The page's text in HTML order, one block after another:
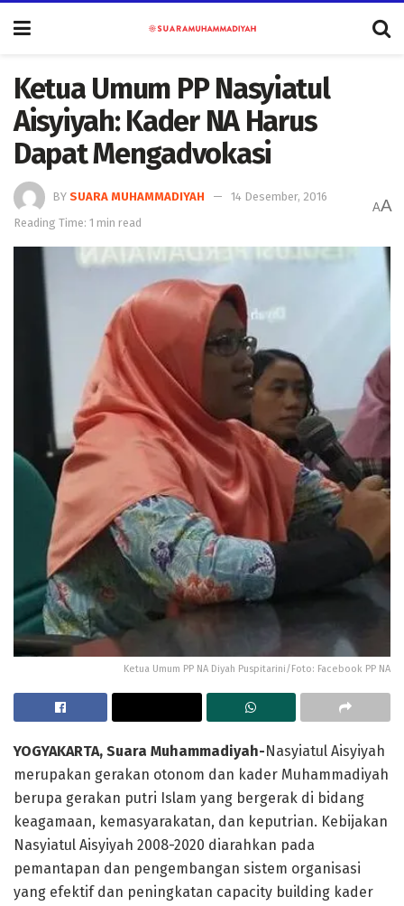
Ketua Umum PP Nasyiatul
Aisyiyah: Kader NA Harus
Dapat Mengadvokasi
BY SUARA MUHAMMADIYAH
14 Desember, 2016
Reading Time: 1 min read
AA
Ketua Umum PP NA Diyah Puspitarini/Foto: Facebook PP NA
YOGYAKARTA, Suara Muhammadiyah-Nasyiatul Aisyiyah
merupakan gerakan otonom dan kader Muhammadiyah
berupa gerakan putri Islam yang bergerak di bidang
keagamaan, kemasyarakatan, dan keputrian. Kebijakan
Nasyiatul Aisyiyah 2008-2020 diarahkan pada
pemantapan dan pengembangan sistem organisasi
yang efektif dan peningkatan capacity building kader